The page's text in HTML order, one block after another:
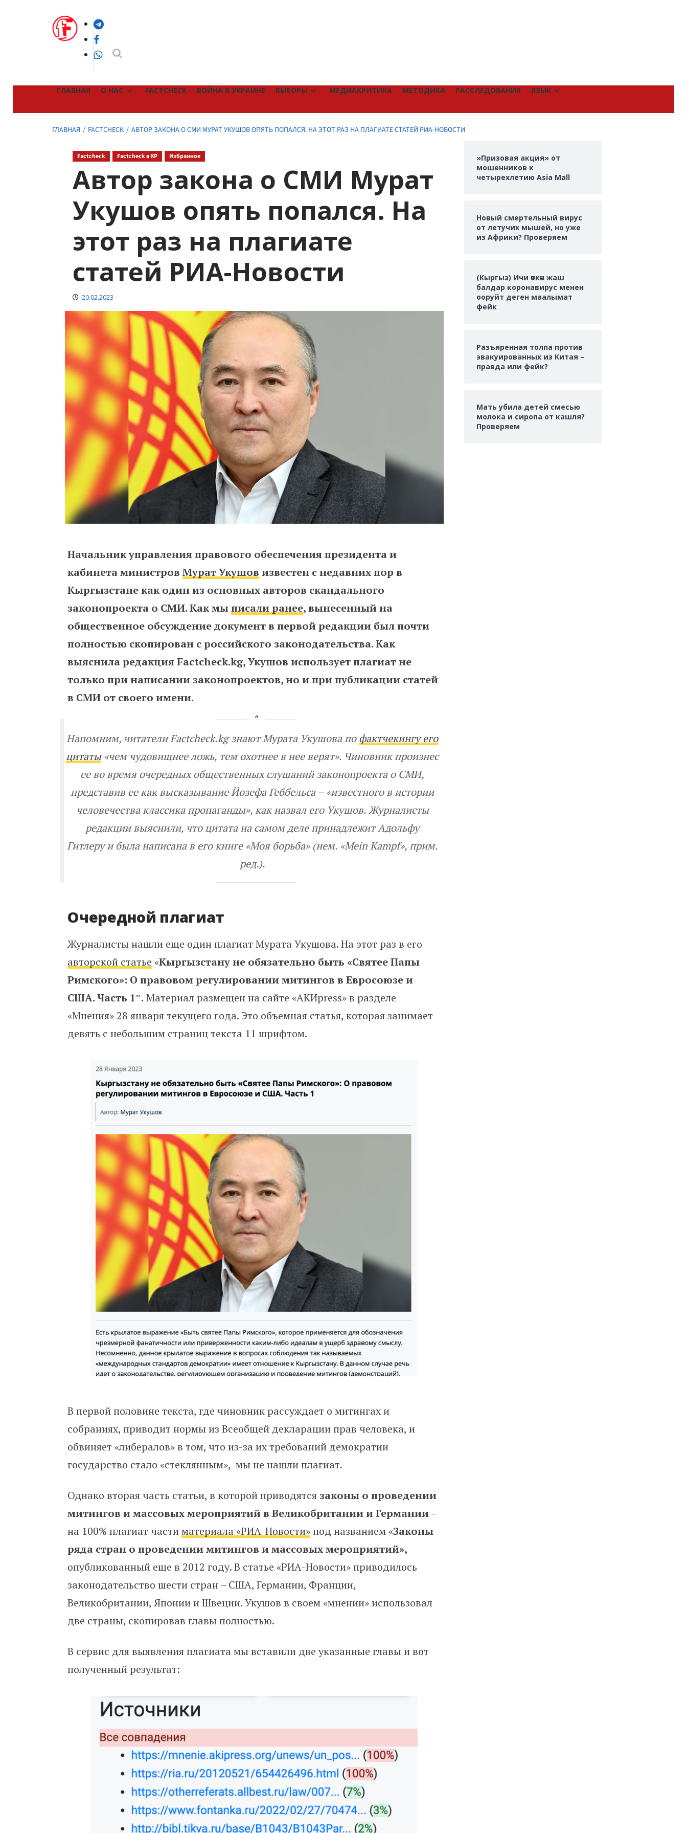
содержимому
Telegram
Facebook
WhatsApp
ГЛАВНАЯ О НАС FACTCHECK ВОЙНА В УКРАИНЕ ВЫБОРЫ МЕДИАКРИТИКА МЕТОДИКА РАССЛЕДОВАНИЯ ЯЗЫК
ГЛАВНАЯ FACTCHECK АВТОР ЗАКОНА О СМИ МУРАТ УКУШОВ ОПЯТЬ ПОПАЛСЯ. НА ЭТОТ РАЗ НА ПЛАГИАТЕ СТАТЕЙ РИА-НОВОСТИ
Factcheck Factcheck в КР Избранное
Автор закона о СМИ Мурат
Укушов опять попался. На
этот раз на плагиате
статей РИА-Новости
20.02.2023
Начальник управления правового обеспечения президента и
кабинета министровМурат Укушов известен с недавних пор в
Кыргызстане как один из основных авторов скандального
законопроекта о СМИ. Как мыписали ранее, вынесенный на
общественное обсуждение документ в первой редакции был почти
полностью скопирован с российского законодательства. Как
выяснила редакция Factcheck.kg, Укушов использует плагиат не
только при написании законопроектов, но и при публикации статей
в СМИ от своего имени.
Напомним, читатели Factcheck.kg знают Мурата Укушова пофактчекингу его
цитаты«чем чудовищнее ложь, тем охотнее в нее верят». Чиновник произнес
ее во время очередных общественных слушаний законопроекта о СМИ,
представив ее как высказывание Йозефа Геббельса – «известного в истории
человечества классика пропаганды», как назвал его Укушов. Журналисты
редакции выяснили, что цитата на самом деле принадлежит Адольфу
Гитлеру и была написана в его книге «Моя борьба» (нем. «Mein Kampf», прим.
ред.).
Очередной плагиат
Журналисты нашли еще один плагиат Мурата Укушова. На этот раз в его
авторской статье «Кыргызстану не обязательно быть «Святее Папы
Римского»: О правовом регулировании митингов в Евросоюзе и
США. Часть 1″. Материал размещен на сайте «AКИpress» в разделе
«Мнения» 28 января текущего года. Это объемная статья, которая занимает
девять с небольшим страниц текста 11 шрифтом.
В первой половине текста, где чиновник рассуждает о митингах и
собраниях, приводит нормы из Всеобщей декларации прав человека, и
обвиняет «либералов» в том, что из-за их требований демократии
государство стало «стеклянным», мы не нашли плагиат.
Однако вторая часть статьи, в которой приводятся законы о проведении
митингов и массовых мероприятий в Великобритании и Германии–
на 100% плагиат частиматериала «РИА-Новости»под названием «Законы
ряда стран о проведении митингов и массовых мероприятий»,
опубликованный еще в 2012 году. В статье «РИА-Новости» приводилось
законодательство шести стран – США, Германии, Франции,
Великобритании, Японии и Швеции. Укушов в своем «мнении» использовал
две страны, скопировав главы полностью.
В сервис для выявления плагиата мы вставили две указанные главы и вот
полученный результат:
»Призовая акция» от
мошенников к
четырехлетию Asia Mall
Новый смертельный вирус
от летучих мышей, но уже
из Африки? Проверяем
(Кыргыз) Ичи өткөн жаш
балдар коронавирус менен
ооруйт деген маалымат
фейк
Разъяренная толпа против
эвакуированных из Китая –
правда или фейк?
Мать убила детей смесью
молока и сиропа от кашля?
Проверяем